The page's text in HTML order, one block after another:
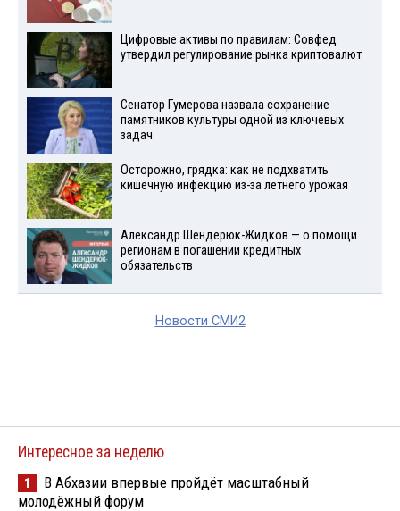
Цифровые активы по правилам: Совфед
утвердил регулирование рынка криптовалют
Сенатор Гумерова назвала сохранение
памятников культуры одной из ключевых
задач
Осторожно, грядка: как не подхватить
кишечную инфекцию из-за летнего урожая
Александр Шендерюк-Жидков — о помощи
регионам в погашении кредитных
обязательств
Новости СМИ2
Интересное за неделю
1
В Абхазии впервые пройдёт масштабный
молодёжный форум